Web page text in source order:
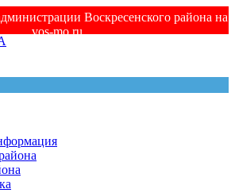
Воскресенского района на
vos-mo.ru